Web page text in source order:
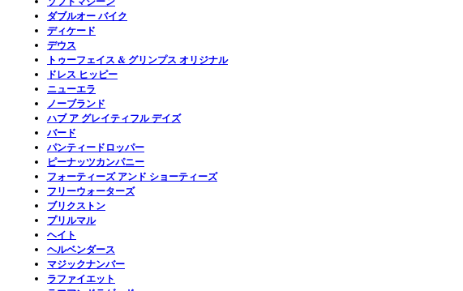
ダブルオー バイク
ディケード
デウス
トゥーフェイス & グリンプス オリジナル
ドレス ヒッピー
ニューエラ
ノーブランド
ハブ ア グレイティフル デイズ
バード
パンティードロッパー
ピーナッツカンパニー
フォーティーズ アンド ショーティーズ
フリーウォーターズ
ブリクストン
プリルマル
ヘイト
ヘルベンダース
マジックナンバー
ラファイエット